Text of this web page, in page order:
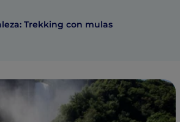
Trekking con mulas